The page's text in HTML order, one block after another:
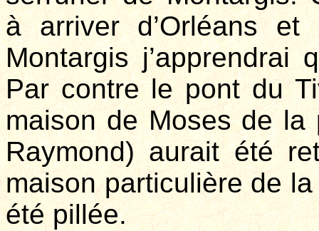
à arriver d’Orléans et
Montargis
Par contre le pont du
maison de Moses de la
Raymond) aurait été
maison particulière de
été pillée.